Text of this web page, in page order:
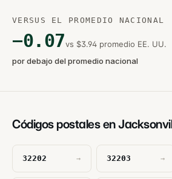
VERSUS EL PROMEDIO NACIONAL
−0.07vs $3.94 promedio EE. UU.
por debajo del promedio nacional
Códigos postales en
32202 → 32203 →